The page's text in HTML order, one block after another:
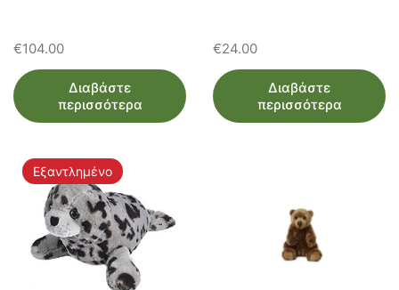
€104.00
Διαβάστε
περισσότερα
€24.00
Διαβάστε
περισσότερα
Εξαντλημένο